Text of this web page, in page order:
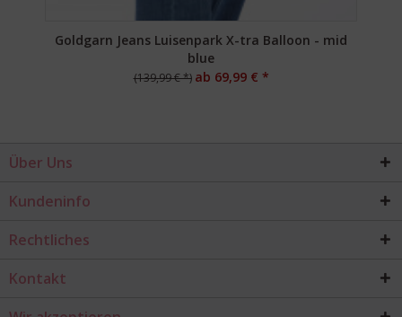
Goldgarn Jeans Luisenpark X-tra Balloon - mid
blue
(139,99 € *) ab 69,99 € *
Über Uns
Kundeninfo
Rechtliches
Kontakt